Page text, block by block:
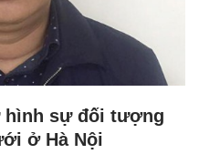
hình sự đối tượng
ở Hà Nội